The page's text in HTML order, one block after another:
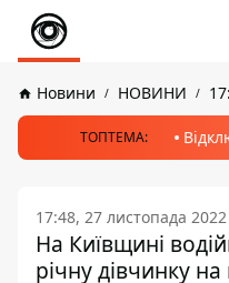
Новини НОВИНИ
ТОПТЕМА:
17:48, 27 листопада 2022
На Київщині
річну дівчинку